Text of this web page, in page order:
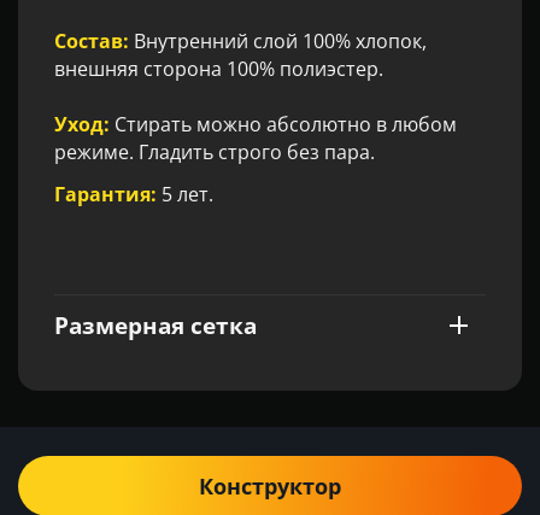
Состав: Внутренний слой 100% хлопок,
внешняя сторона 100% полиэстер.
Уход: Стирать можно абсолютно в любом
режиме. Гладить строго без пара.
Гарантия: 5 лет.
Размерная сетка
Конструктор